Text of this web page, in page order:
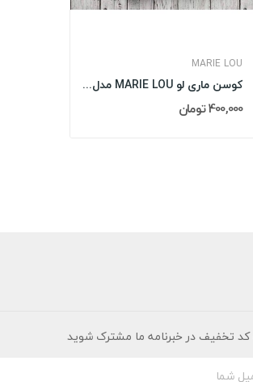
MARIE LOU
کوسن ماری لو MARIE LOU مدل: VISTA
400,000 تومان
کد تخفیف در خبرنامه ما مشترک شوید